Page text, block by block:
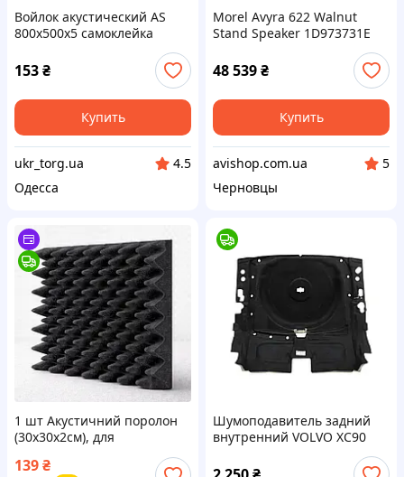
Войлок акустический AS
800х500х5 самоклейка
153₴
Купить
ukr_torg.ua
4.5
Одесса
Morel Avyra 622 Walnut
Stand Speaker 1D973731E
48 539₴
Купить
avishop.com.ua
5
Черновцы
1 шт Акустичний поролон
(30х30х2см), для
139₴
Шумоподавитель задний
внутренний VOLVO XC90